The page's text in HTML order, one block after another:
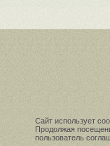
Сайт использует
Продолжая
пользователь